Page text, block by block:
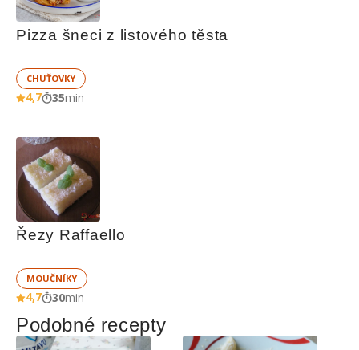
Pizza šneci z listového těsta
CHUŤOVKY
4,7 35min
Řezy Raffaello
MOUČNÍKY
4,7 30min
Podobné recepty